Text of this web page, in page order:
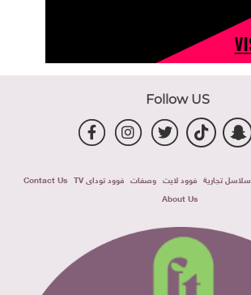
Follow US
سلاسل تجارية فوود لايت وصفات فوود توداى TV
Contact Us
About Us